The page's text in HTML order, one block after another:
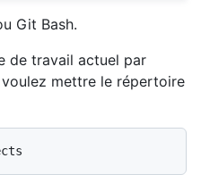
Git Bash.
de travail actuel par
voulez mettre le répertoire